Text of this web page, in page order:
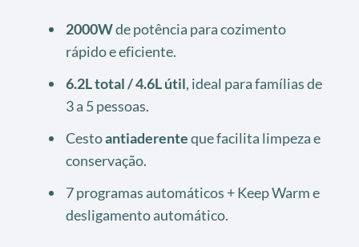
2000Wde potência para cozimento
rápido e eficiente.
6.2L total / 4.6L útil, ideal para famílias de
3 a 5 pessoas.
Cestoantiaderenteque facilita limpeza e
conservação.
7 programas automáticos + Keep Warm e
desligamento automático.